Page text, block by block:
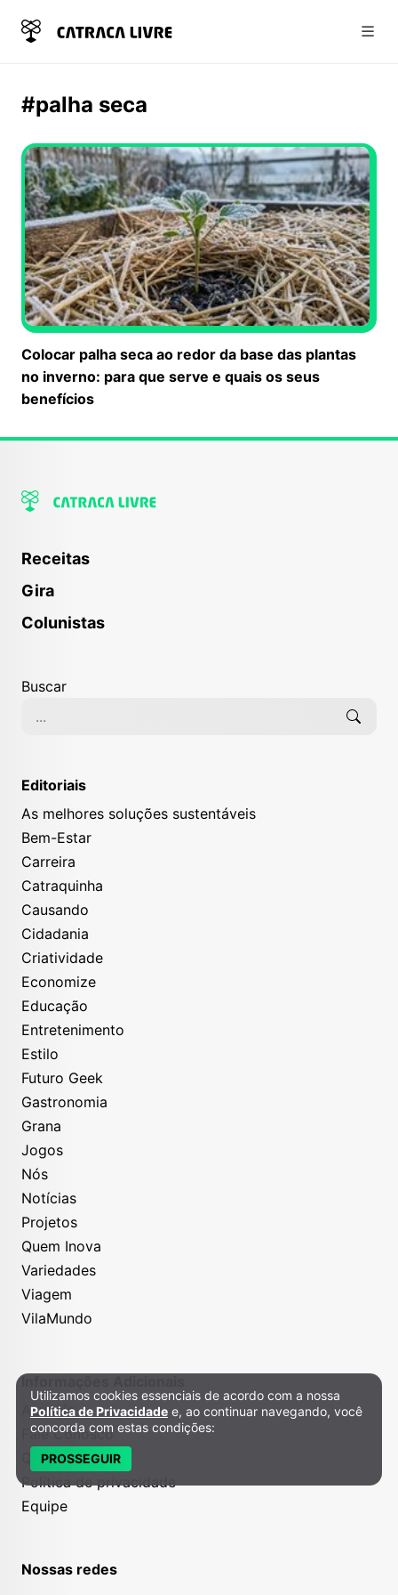
#palha seca
Colocar palha seca ao redor da base das plantas
no inverno: para que serve e quais os seus
benefícios
Receitas
Gira
Colunistas
Buscar
Editoriais
As melhores soluções sustentáveis
Bem-Estar
Carreira
Catraquinha
Causando
Cidadania
Criatividade
Economize
Educação
Entretenimento
Estilo
Futuro Geek
Gastronomia
Grana
Jogos
Nós
Notícias
Projetos
Quem Inova
Variedades
Viagem
VilaMundo
Informações Adicionais
Anuncie
Fale Conosco
Quem somos
Política de privacidade
Equipe
Nossas redes
Política de Privacidade e Cookies
Utilizamos cookies essenciais de acordo com a nossa
Política de Privacidade e, ao continuar navegando, você
concorda com estas condições:
PROSSEGUIR